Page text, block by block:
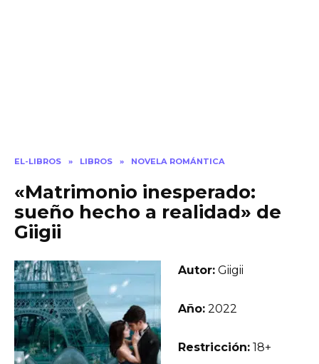
EL-LIBROS » LIBROS » NOVELA ROMÁNTICA
«Matrimonio inesperado:
sueño hecho a realidad» de
Giigii
Autor: Giigii
Año: 2022
Restricción: 18+